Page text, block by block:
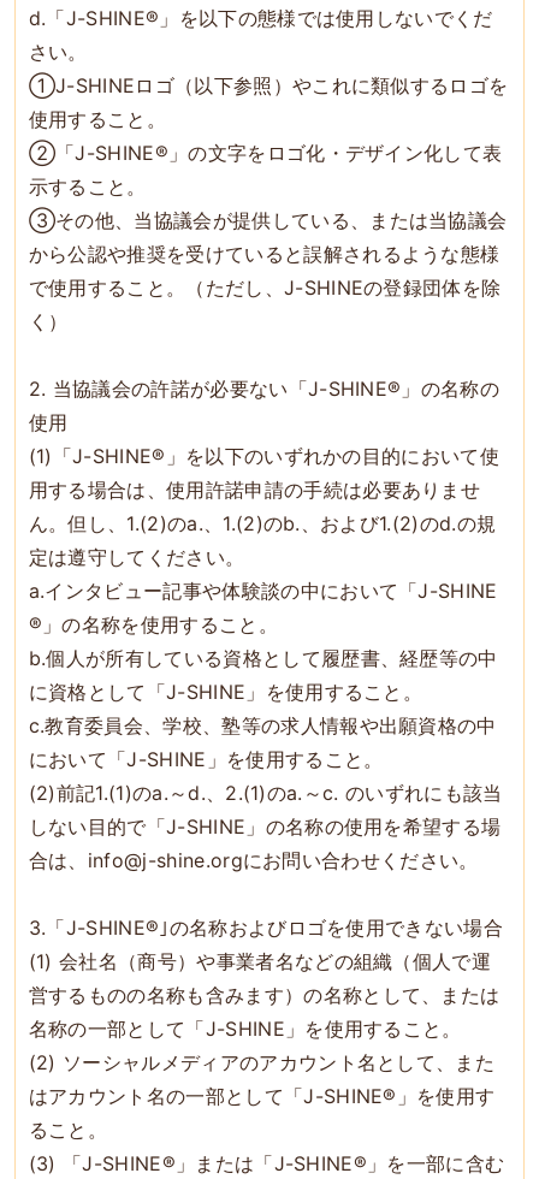
d.「J-SHINE®」を以下の態様では使用しないでくだ
さい。
①J-SHINEロゴ（以下参照）やこれに類似するロゴを
使用すること。
②「J-SHINE®」の文字をロゴ化・デザイン化して表
示すること。
③その他、当協議会が提供している、または当協議会
から公認や推奨を受けていると誤解されるような態様
で使用すること。（ただし、J-SHINEの登録団体を除
く）
2. 当協議会の許諾が必要ない「J-SHINE®」の名称の
使用
(1)「J-SHINE®」を以下のいずれかの目的において使
用する場合は、使用許諾申請の手続は必要ありませ
ん。但し、1.(2)のa.、1.(2)のb.、および1.(2)のd.の規
定は遵守してください。
a.インタビュー記事や体験談の中において「J-SHINE
®」の名称を使用すること。
b.個人が所有している資格として履歴書、経歴等の中
に資格として「J-SHINE」を使用すること。
c.教育委員会、学校、塾等の求人情報や出願資格の中
において「J-SHINE」を使用すること。
(2)前記1.(1)のa.～d.、2.(1)のa.～c. のいずれにも該当
しない目的で「J-SHINE」の名称の使用を希望する場
合は、info@j-shine.orgにお問い合わせください。
3.「J-SHINE®｣の名称およびロゴを使用できない場合
(1) 会社名（商号）や事業者名などの組織（個人で運
営するものの名称も含みます）の名称として、または
名称の一部として「J-SHINE」を使用すること。
(2) ソーシャルメディアのアカウント名として、また
はアカウント名の一部として「J-SHINE®」を使用す
ること。
(3) 「J-SHINE®」または「J-SHINE®」を一部に含む